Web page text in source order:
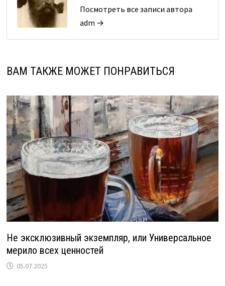
Посмотреть все записи автора
adm →
ВАМ ТАКЖЕ МОЖЕТ ПОНРАВИТЬСЯ
Не эксклюзивный экземпляр, или Универсальное
мерило всех ценностей
05.07.2025